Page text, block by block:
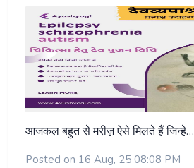
आजकल बहुत से मरीज़ ऐसे मिलते हैं जिन्हे…
Posted on 16 Aug, 25 08:08 PM